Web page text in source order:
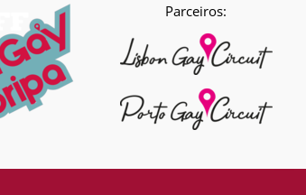
Parceiros: